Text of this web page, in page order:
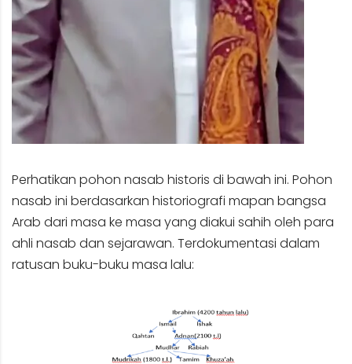
Perhatikan pohon nasab historis di bawah ini. Pohon
nasab ini berdasarkan historiografi mapan bangsa
Arab dari masa ke masa yang diakui sahih oleh para
ahli nasab dan sejarawan. Terdokumentasi dalam
ratusan buku-buku masa lalu: